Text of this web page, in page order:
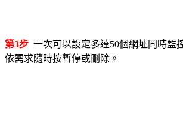
第3步 一次可以設定多達50個網址同時監
依需求隨時按暫停或刪除。